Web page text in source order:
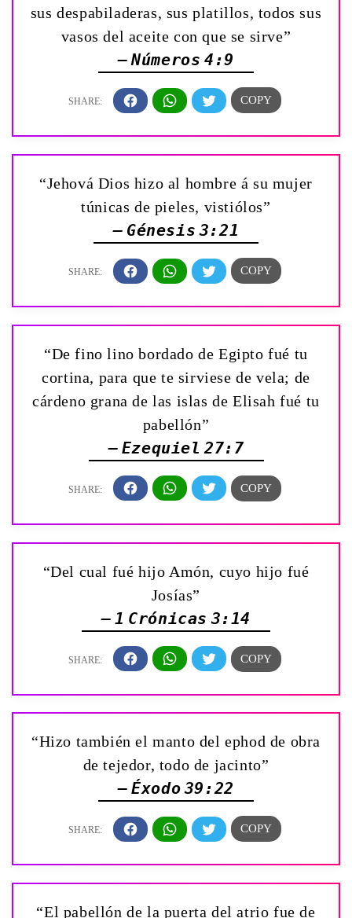
sus despabiladeras, sus platillos, todos sus
vasos del aceite con que se sirve”
— Números 4:9
“Jehová Dios hizo al hombre á su mujer
túnicas de pieles, vistiólos”
— Génesis 3:21
“De fino lino bordado de Egipto fué tu
cortina, para que te sirviese de vela; de
cárdeno grana de las islas de Elisah fué tu
pabellón”
— Ezequiel 27:7
“Del cual fué hijo Amón, cuyo hijo fué
Josías”
— 1 Crónicas 3:14
“Hizo también el manto del ephod de obra
de tejedor, todo de jacinto”
— Éxodo 39:22
“El pabellón de la puerta del atrio fue de